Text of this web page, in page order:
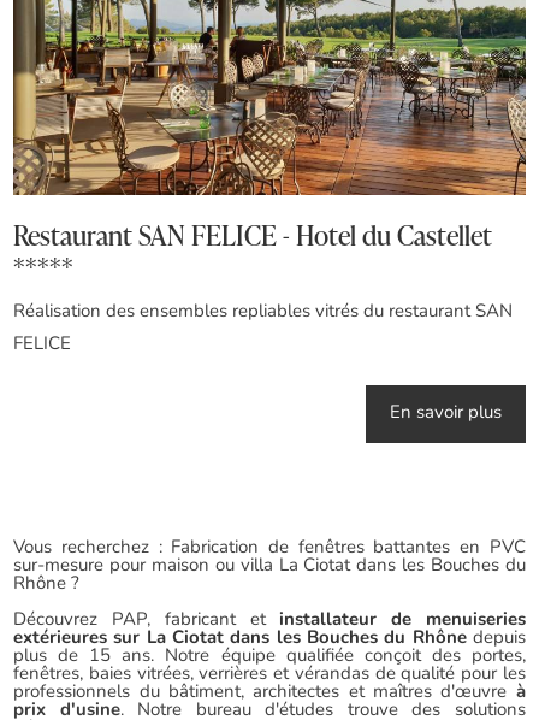
Restaurant SAN FELICE - Hotel du Castellet
*****
Réalisation des ensembles repliables vitrés du restaurant SAN
FELICE
En savoir plus
Vous recherchez : Fabrication de fenêtres battantes en PVC
sur-mesure pour maison ou villa La Ciotat dans les Bouches du
Rhône ?
Découvrez PAP, fabricant et installateur de menuiseries
extérieures sur La Ciotat dans les Bouches du Rhônedepuis
plus de 15 ans. Notre équipe qualifiée conçoit des portes,
fenêtres, baies vitrées, verrières et vérandas de qualité pour les
professionnels du bâtiment, architectes et maîtres d'œuvre à
prix d'usine. Notre bureau d'études trouve des solutions